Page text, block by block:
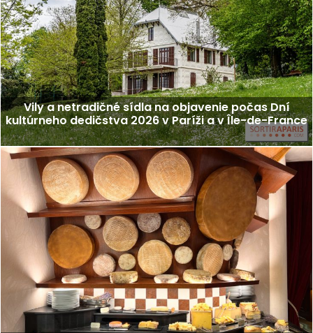
Vily a netradičné sídla na objavenie počas Dní
kultúrneho dedičstva 2026 v Paríži a v Île-de-France